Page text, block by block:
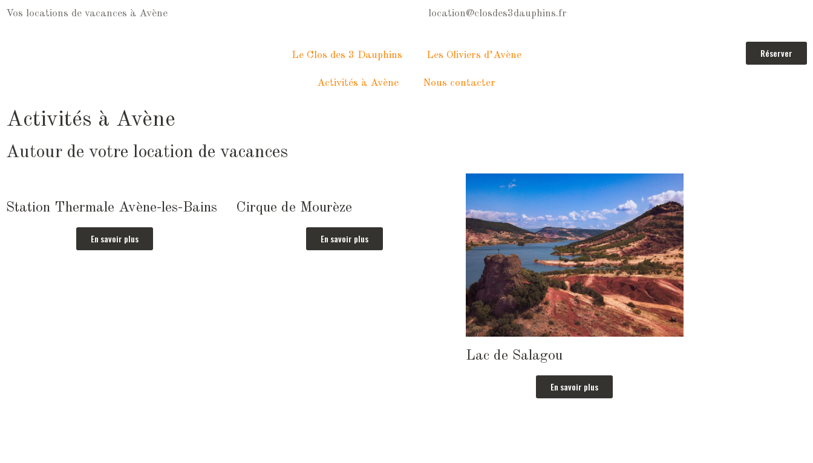
Vos locations de vacances à Avène location@closdes3dauphins.fr
Le Clos des 3 Dauphins Les Oliviers d’Avène
Activités à Avène Nous contacter
Réserver
Activités à Avène
Autour de votre location de vacances
Station Thermale Avène-les-Bains
En savoir plus
Cirque de Mourèze
En savoir plus
Lac de Salagou
En savoir plus